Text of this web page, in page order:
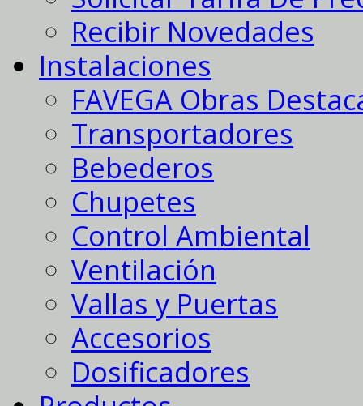
Recibir Novedades
Instalaciones
FAVEGA Obras
Transportadores
Bebederos
Chupetes
Control Ambiental
Ventilación
Vallas y Puertas
Accesorios
Dosificadores